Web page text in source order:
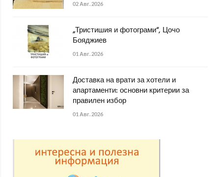
02 Авг. 2026
„Тристишия и фотограми“, Цочо
Бояджиев
01 Авг. 2026
Доставка на врати за хотели и
апартаменти: основни критерии за
правилен избор
01 Авг. 2026